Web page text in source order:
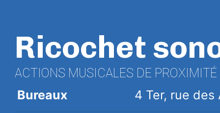
Ricochet
ACTIONS MUSICALES DE PROXIMITÉ
Bureaux 4 Ter, rue des